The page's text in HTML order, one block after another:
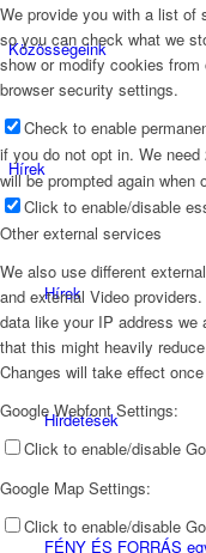
Közösségeink
Hírek
Hírek
Hirdetések
FÉNY ÉS FORRÁS
We provide you with a list of
so you can check what we
show or modify cookies
browser security settings.
Check to enable
if you do not opt in. We
will be prompted again when
Click to enable/disable
Other external services
We also use different
and external Video
data like your IP address we
that this might heavily
Changes will take effect
Google Webfont Settings:
Click to enable/disable
Google Map Settings:
Click to enable/disable